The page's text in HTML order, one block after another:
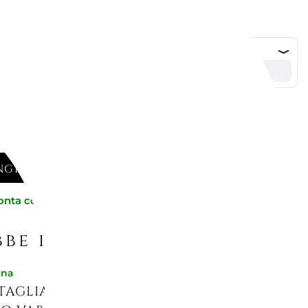
AL CARRELLO
consegna
piacerti
ANELLI 12